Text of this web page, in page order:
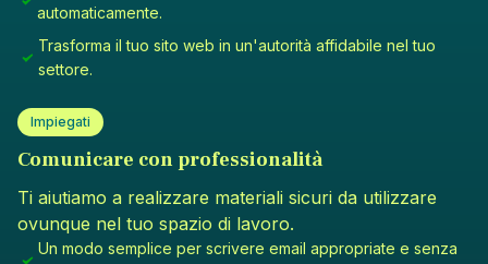
automaticamente.
Trasforma il tuo sito web in un'autorità affidabile nel tuo
settore.
Impiegati
Comunicare con professionalità
Ti aiutiamo a realizzare materiali sicuri da utilizzare
ovunque nel tuo spazio di lavoro.
Un modo semplice per scrivere email appropriate e senza